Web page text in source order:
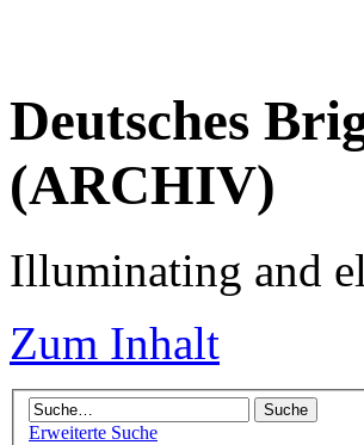
Deutsches
(ARCHIV)
Illuminating and
Zum Inhalt
Erweiterte Suche